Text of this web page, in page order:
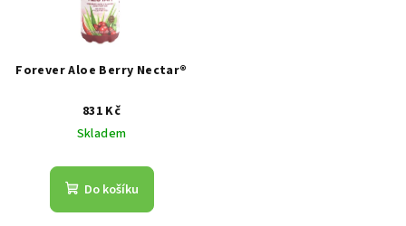
Forever Aloe Berry Nectar®
831 Kč
Skladem
Do košíku